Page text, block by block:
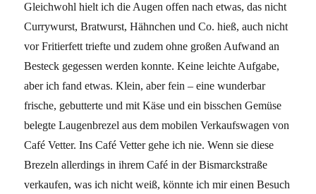
Gleichwohl hielt ich die Augen offen nach etwas, das nicht
Currywurst, Bratwurst, Hähnchen und Co. hieß, auch nicht
vor Fritierfett triefte und zudem ohne großen Aufwand an
Besteck gegessen werden konnte. Keine leichte Aufgabe,
aber ich fand etwas. Klein, aber fein – eine wunderbar
frische, gebutterte und mit Käse und ein bisschen Gemüse
belegte Laugenbrezel aus dem mobilen Verkaufswagen von
Café Vetter. Ins Café Vetter gehe ich nie. Wenn sie diese
Brezeln allerdings in ihrem Café in der Bismarckstraße
verkaufen, was ich nicht weiß, könnte ich mir einen Besuch